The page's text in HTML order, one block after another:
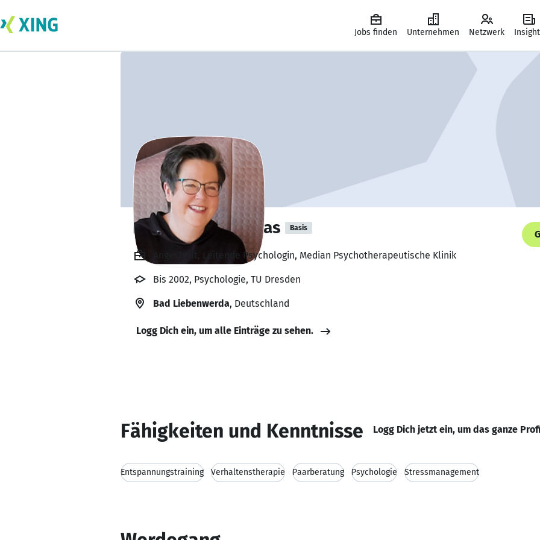
Jobs finden Unternehmen Netzwerk
Katja Gonsior-Haas Basis
Angestellt, Leitende Psychologin, Median Psychotherapeutische Klinik
Bis 2002, Psychologie, TU Dresden
Bad Liebenwerda, Deutschland
Logg Dich ein, um alle Einträge zu sehen.
Fähigkeiten und Kenntnisse Logg Dich jetzt ein, um das ganze
Entspannungstraining Verhaltenstherapie Paarberatung Psychologie Stressmanagement